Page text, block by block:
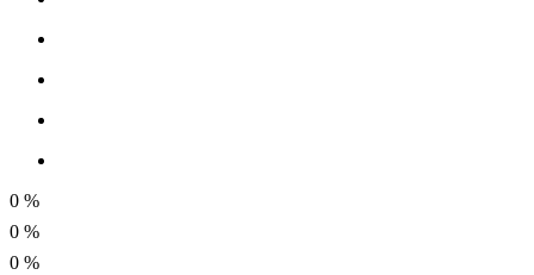
0 %
0 %
0 %